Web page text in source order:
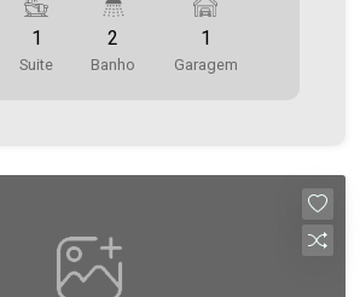
- Sala de estar (com lustre) -
com a sala de estar) - 01 suíte
Banheiros (social e suíte - com
- Piso porcelanato -
Área
essa
hora de encontrar o seu novo lar
1
Suite
2
Banho
1
Garagem